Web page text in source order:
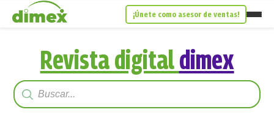
¡Únete como asesor de ventas!
Revista digitaldimex